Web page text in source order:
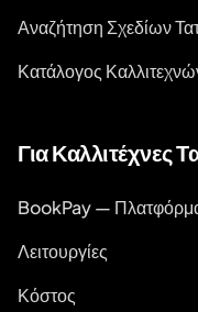
Αναζήτηση Σχεδίων
Κατάλογος
Για Καλλιτέχνες
BookPay — Πλατφόρμα
Λειτουργίες
Κόστος